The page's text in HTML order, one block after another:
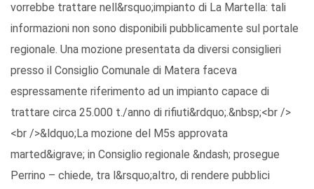
vorrebbe trattare nell&rsquo;impianto di La Martella: tali
informazioni non sono disponibili pubblicamente sul portale
regionale. Una mozione presentata da diversi consiglieri
presso il Consiglio Comunale di Matera faceva
espressamente riferimento ad un impianto capace di
trattare circa 25.000 t./anno di rifiuti&rdquo;.&nbsp;<br />
<br />&ldquo;La mozione del M5s approvata
marted&igrave; in Consiglio regionale &ndash; prosegue
Perrino – chiede, tra l&rsquo;altro, di rendere pubblici